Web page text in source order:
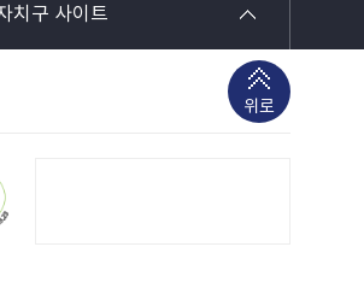
치구 사이트
위로